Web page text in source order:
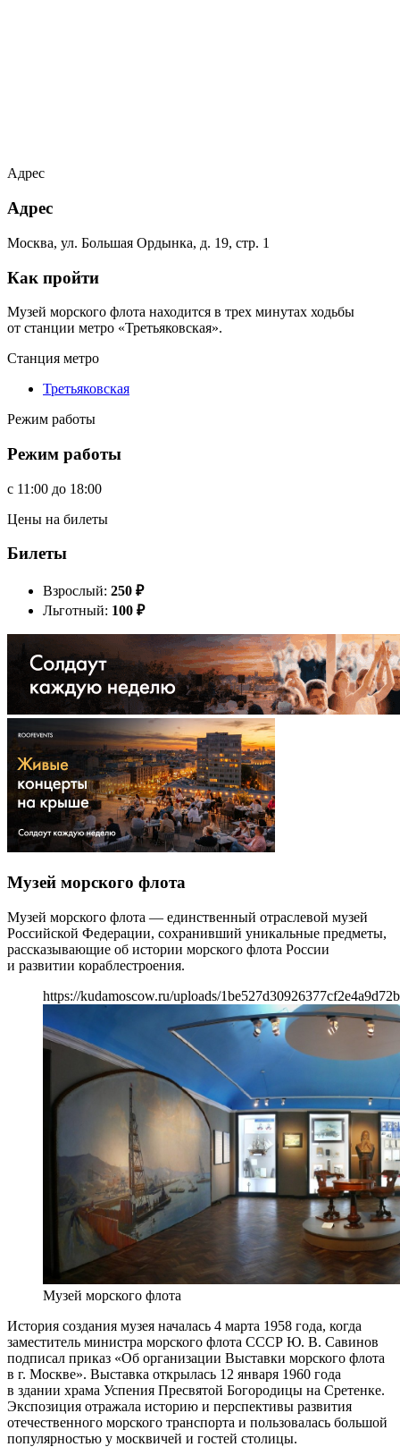
Адрес
Адрес
Москва, ул. Большая Ордынка, д. 19, стр. 1
Как пройти
Музей морского флота находится в трех минутах ходьбы
от станции метро «Третьяковская».
Станция метро
Третьяковская
Режим работы
Режим работы
c 11:00 до 18:00
Цены на билеты
Билеты
Взрослый: 250 ₽
Льготный: 100 ₽
Музей морского флота
Музей морского флота — единственный отраслевой музей
Российской Федерации, сохранивший уникальные предметы,
рассказывающие об истории морского флота России
и развитии кораблестроения.
https://kudamoscow.ru/uploads/
Музей морского флота
История создания музея началась 4 марта 1958 года, когда
заместитель министра морского флота СССР Ю. В. Савинов
подписал приказ «Об организации Выставки морского флота
в г. Москве». Выставка открылась 12 января 1960 года
в здании храма Успения Пресвятой Богородицы на Сретенке.
Экспозиция отражала историю и перспективы развития
отечественного морского транспорта и пользовалась большой
популярностью у москвичей и гостей столицы.